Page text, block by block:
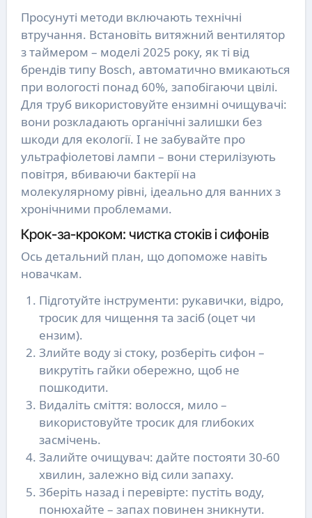
Просунуті методи включають технічні
втручання. Встановіть витяжний вентилятор
з таймером – моделі 2025 року, як ті від
брендів типу Bosch, автоматично вмикаються
при вологості понад 60%, запобігаючи цвілі.
Для труб використовуйте ензимні очищувачі:
вони розкладають органічні залишки без
шкоди для екології. І не забувайте про
ультрафіолетові лампи – вони стерилізують
повітря, вбиваючи бактерії на
молекулярному рівні, ідеально для ванних з
хронічними проблемами.
Крок-за-кроком: чистка стоків і сифонів
Ось детальний план, що допоможе навіть
новачкам.
Підготуйте інструменти: рукавички, відро,
тросик для чищення та засіб (оцет чи
ензим).
Злийте воду зі стоку, розберіть сифон –
викрутіть гайки обережно, щоб не
пошкодити.
Видаліть сміття: волосся, мило –
використовуйте тросик для глибоких
засмічень.
Залийте очищувач: дайте постояти 30-60
хвилин, залежно від сили запаху.
Зберіть назад і перевірте: пустіть воду,
понюхайте – запах повинен зникнути.